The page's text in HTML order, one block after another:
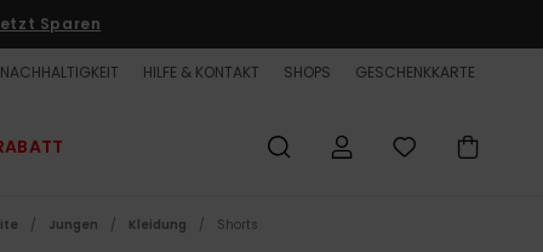
Sparen
NACHHALTIGKEIT HILFE & KONTAKT SHOPS GESCHENKKARTE
Jungen Kleidung Shorts